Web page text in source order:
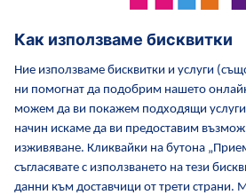
Грижа за кожата от
HiPP по време
Политика за поверителност
Отпечатване
Повече за